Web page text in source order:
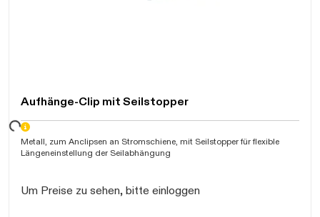
Aufhänge-Clip mit Seilstopper
Metall, zum Anclipsen an Stromschiene, mit Seilstopper für flexible
Längeneinstellung der Seilabhängung
Um Preise zu sehen, bitte einloggen